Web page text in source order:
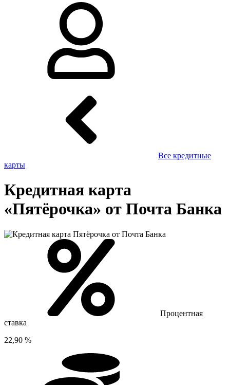
Все кредитные
карты
Кредитная карта
«Пятёрочка» от Почта Банка
Процентная
ставка
22,90 %